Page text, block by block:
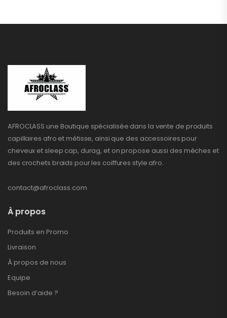
AFROCLASS une Boutique spécialisée dans la vente de produits
capillaires afro et métisse, ainsi que des accessoires pour
cheveux et sleep cap, durag, et on propose aussi des mèches et
des crochets braids pour les coiffures style afro.
contact@afroclass.com
À propos
Produits en Promo
Livraison
À propos de nous
Equipe
Besoin d’aide ?